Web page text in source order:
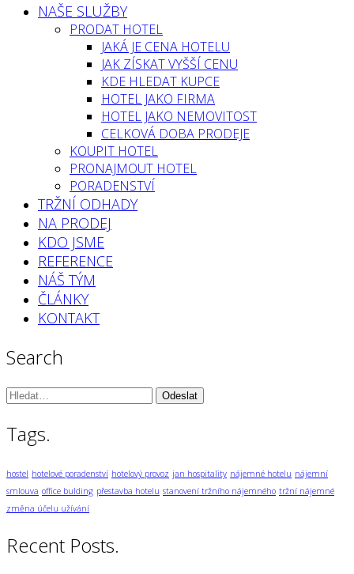
NAŠE SLUŽBY
PRODAT HOTEL
JAKÁ JE CENA HOTELU
JAK ZÍSKAT VYŠŠÍ CENU
KDE HLEDAT KUPCE
HOTEL JAKO FIRMA
HOTEL JAKO NEMOVITOST
CELKOVÁ DOBA PRODEJE
KOUPIT HOTEL
PRONAJMOUT HOTEL
PORADENSTVÍ
TRŽNÍ ODHADY
NA PRODEJ
KDO JSME
REFERENCE
NÁŠ TÝM
ČLÁNKY
KONTAKT
Search
Vyhledávání:
Tags.
hostel hotelové poradenství hotelový provoz jan hospitality nájemné hotelu nájemní
smlouva office bulding přestavba hotelu stanovení tržního nájemného tržní nájemné
změna účelu užívání
Recent Posts.